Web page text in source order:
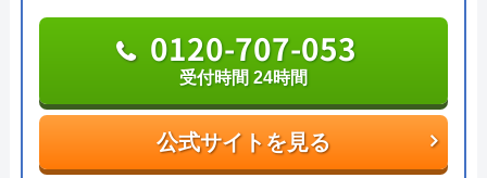
ミズラックの基本情報
運営会社 株式会社JMC
中山泰将
公式サイトを見る
0120-707-053
受付時間 24時間